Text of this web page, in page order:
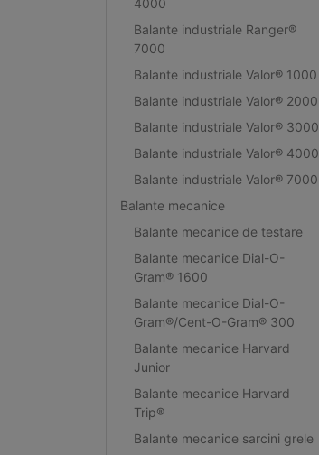
Balante industriale Ranger®
7000
Balante industriale Valor® 1000
Balante industriale Valor® 2000
Balante industriale Valor® 3000
Balante industriale Valor® 4000
Balante industriale Valor® 7000
Balante mecanice
Balante mecanice de testare
Balante mecanice Dial-O-
Gram® 1600
Balante mecanice Dial-O-
Gram®/Cent-O-Gram® 300
Balante mecanice Harvard
Junior
Balante mecanice Harvard
Trip®
Balante mecanice sarcini grele